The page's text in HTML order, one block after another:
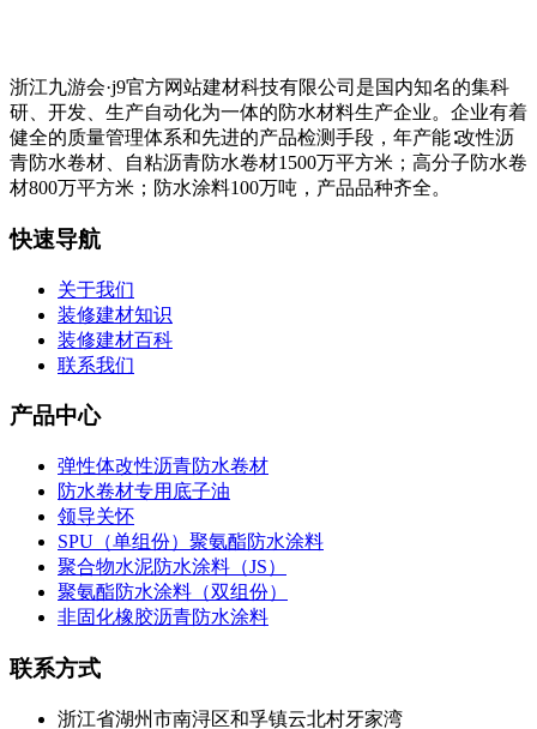
浙江九游会·j9官方网站建材科技有限公司是国内知名的集科
研、开发、生产自动化为一体的防水材料生产企业。企业有着
健全的质量管理体系和先进的产品检测手段，年产能∶改性沥
青防水卷材、自粘沥青防水卷材1500万平方米；高分子防水卷
材800万平方米；防水涂料100万吨，产品品种齐全。
快速导航
关于我们
装修建材知识
装修建材百科
联系我们
产品中心
弹性体改性沥青防水卷材
防水卷材专用底子油
领导关怀
SPU（单组份）聚氨酯防水涂料
聚合物水泥防水涂料（JS）
聚氨酯防水涂料（双组份）
非固化橡胶沥青防水涂料
联系方式
浙江省湖州市南浔区和孚镇云北村牙家湾